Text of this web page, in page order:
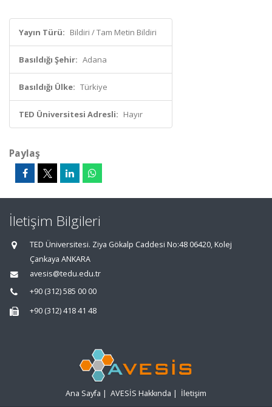
Yayın Türü: Bildiri / Tam Metin Bildiri
Basıldığı Şehir: Adana
Basıldığı Ülke: Türkiye
TED Üniversitesi Adresli: Hayır
Paylaş
İletişim Bilgileri
TED Üniversitesi. Ziya Gökalp Caddesi No:48 06420, Kolej
Çankaya ANKARA
avesis@tedu.edu.tr
+90 (312) 585 00 00
+90 (312) 418 41 48
Ana Sayfa | AVESİS Hakkında | İletişim